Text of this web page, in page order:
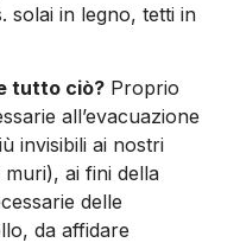
solai in legno, tetti in
tutto ciò? Proprio
all’evacuazione
invisibili ai nostri
ai fini della
delle
da affidare